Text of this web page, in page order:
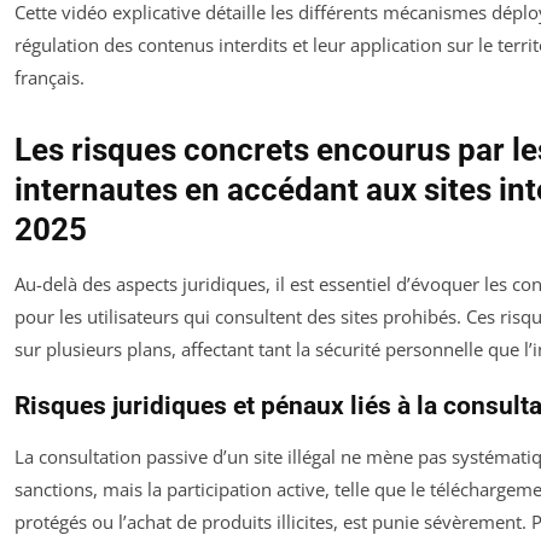
Cette vidéo explicative détaille les différents mécanismes
régulation des contenus interdits et leur application sur le
français.
Les risques concrets encourus par
internautes en accédant aux sites
2025
Au-delà des aspects juridiques, il est essentiel d’évoquer les
pour les utilisateurs qui consultent des sites prohibés. Ces
sur plusieurs plans, affectant tant la sécurité personnelle que
Risques juridiques et pénaux liés à la
La consultation passive d’un site illégal ne mène pas
sanctions, mais la participation active, telle que le
protégés ou l’achat de produits illicites, est punie sévèrement.